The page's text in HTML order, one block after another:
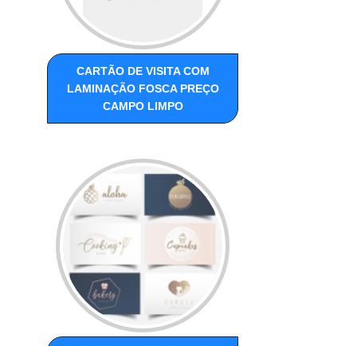
CARTÃO DE VISITA COM
LAMINAÇÃO FOSCA PREÇO
CAMPO LIMPO